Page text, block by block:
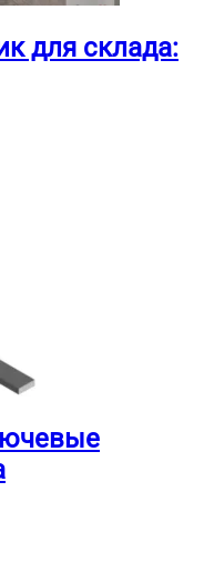
для склада: